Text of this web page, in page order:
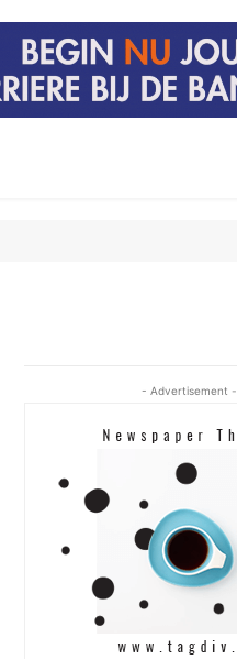
- Advertisement -